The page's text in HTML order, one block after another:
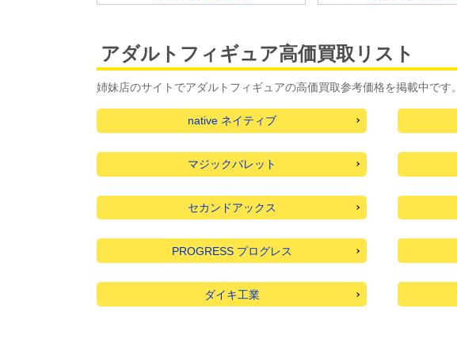
アダルトフィギュア高価買取リスト
姉妹店のサイトでアダルトフィギュアの高価買取参考価格を掲載中です。
native ネイティブ
マジックバレット
セカンドアックス
PROGRESS プログレス
ダイキ工業